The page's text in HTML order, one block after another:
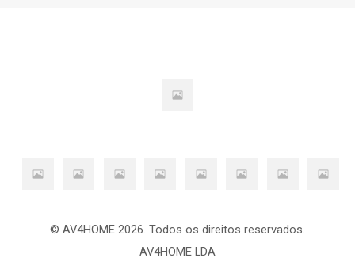
© AV4HOME 2026. Todos os direitos reservados.
AV4HOME LDA